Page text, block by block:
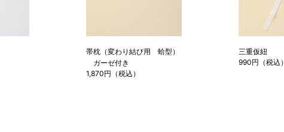
帯枕（変わり結び用 蛤型）
ガーゼ付き
1,870円（税込）
三重仮紐
990円（税込）